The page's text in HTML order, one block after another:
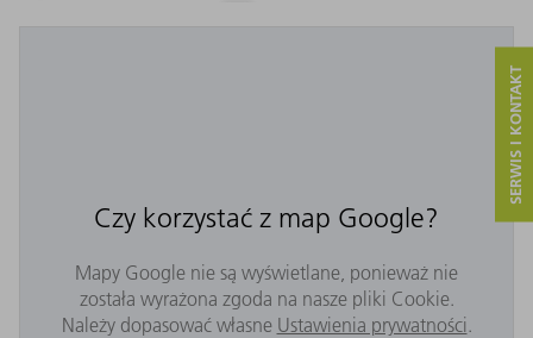
Czy korzystać z map Google?
Mapy Google nie są wyświetlane, ponieważ nie
została wyrażona zgoda na nasze pliki Cookie.
Należy dopasować własne Ustawienia prywatności.
SERWIS I KONTAKT